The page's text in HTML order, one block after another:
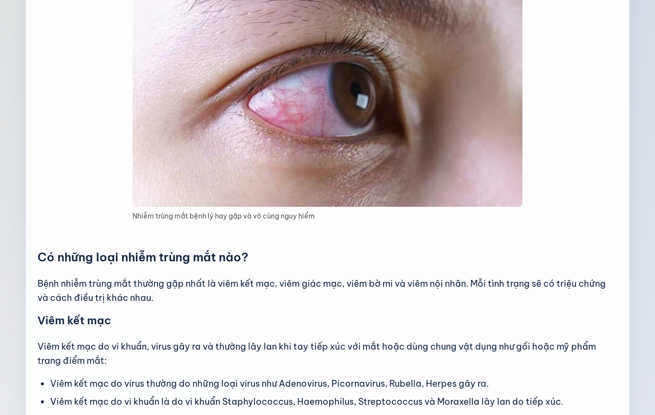
Nhiễm trùng mắt bệnh lý hay gặp và vô cùng nguy hiểm
Có những loại nhiễm trùng mắt nào?
Bệnh nhiễm trùng mắt thường gặp nhất là viêm kết mạc, viêm giác mạc, viêm bờ mi và viêm nội nhãn. Mỗi tình trạng sẽ có triệu chứng
và cách điều trị khác nhau.
Viêm kết mạc
Viêm kết mạc do vi khuẩn, virus gây ra và thường lây lan khi tay tiếp xúc với mắt hoặc dùng chung vật dụng như gối hoặc mỹ phẩm
trang điểm mắt:
Viêm kết mạc do virus thường do những loại virus như Adenovirus, Picornavirus, Rubella, Herpes gây ra.
Viêm kết mạc do vi khuẩn là do vi khuẩn Staphylococcus, Haemophilus, Streptococcus và Moraxella lây lan do tiếp xúc.